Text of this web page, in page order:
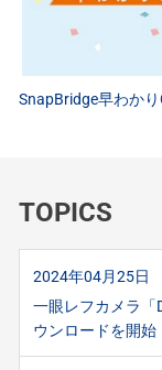
SnapBridge早わかり
TOPICS
2024年04月25日
一眼レフカメラ「
ウンロードを開始